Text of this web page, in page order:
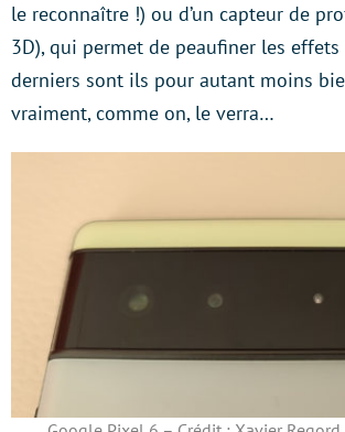
le reconnaître !) ou d’un capteur de
3D), qui permet de peaufiner les effets
derniers sont ils pour autant moins
vraiment, comme on, le verra…